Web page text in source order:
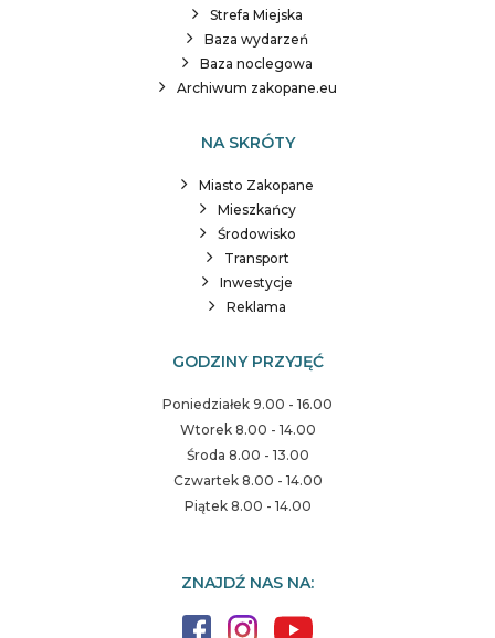
Strefa Miejska
Baza wydarzeń
Baza noclegowa
Archiwum zakopane.eu
NA SKRÓTY
Miasto Zakopane
Mieszkańcy
Środowisko
Transport
Inwestycje
Reklama
GODZINY PRZYJĘĆ
Poniedziałek 9.00 - 16.00
Wtorek 8.00 - 14.00
Środa 8.00 - 13.00
Czwartek 8.00 - 14.00
Piątek 8.00 - 14.00
ZNAJDŹ NAS NA: